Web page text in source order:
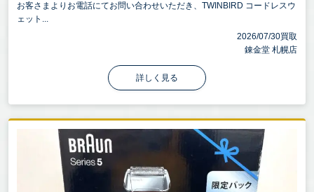
お客さまよりお電話にてお問い合わせいただき、TWINBIRD コードレスウ
ェット...
2026/07/30買取
錬金堂 札幌店
詳しく見る